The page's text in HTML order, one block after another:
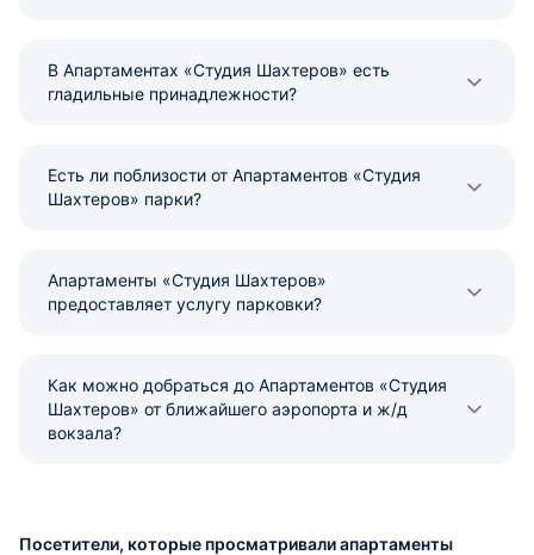
В Апартаментах «Студия Шахтеров» есть
гладильные принадлежности?
Есть ли поблизости от Апартаментов «Студия
Шахтеров» парки?
Апартаменты «Студия Шахтеров»
предоставляет услугу парковки?
Как можно добраться до Апартаментов «Студия
Шахтеров» от ближайшего аэропорта и ж/д
вокзала?
Посетители, которые просматривали апартаменты